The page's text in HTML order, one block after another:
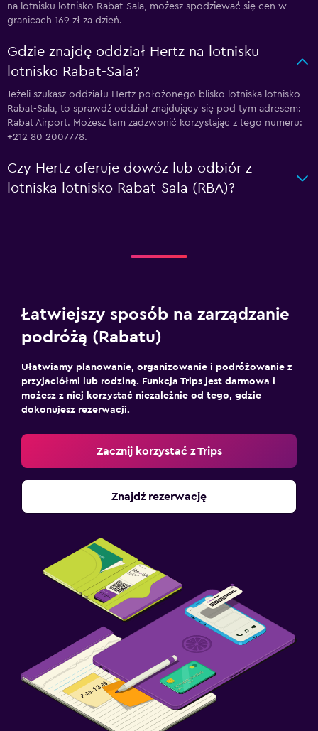
na lotnisku lotnisko Rabat-Sala, możesz spodziewać się cen w
granicach 169 zł za dzień.
Gdzie znajdę oddział Hertz na lotnisku
lotnisko Rabat-Sala?
Jeżeli szukasz oddziału Hertz położonego blisko lotniska lotnisko
Rabat-Sala, to sprawdź oddział znajdujący się pod tym adresem:
Rabat Airport. Możesz tam zadzwonić korzystając z tego numeru:
+212 80 2007778.
Czy Hertz oferuje dowóz lub odbiór z
lotniska lotnisko Rabat-Sala (RBA)?
Łatwiejszy sposób na zarządzanie
podróżą (Rabatu)
Ułatwiamy planowanie, organizowanie i podróżowanie z
przyjaciółmi lub rodziną. Funkcja Trips jest darmowa i
możesz z niej korzystać niezależnie od tego, gdzie
dokonujesz rezerwacji.
Zacznij korzystać z Trips
Znajdź rezerwację